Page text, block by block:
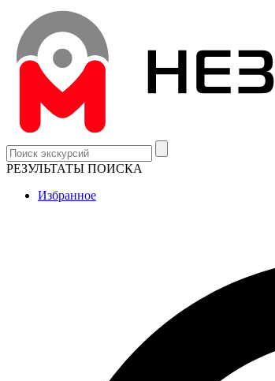
РЕЗУЛЬТАТЫ ПОИСКА
Избранное